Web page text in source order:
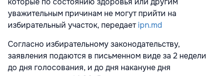
уважительным причинам не могут прийти на
избирательный участок, передаетipn.md
Согласно избирательному законодательству,
заявления подаются в письменном виде за 2 недели
до дня голосования, и до дня накануне дня